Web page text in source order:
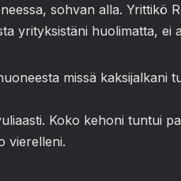
sohvan alla. Yrittikö
yrityksistäni huolimatta,
missä
Koko kehoni tuntui
vierelleni.